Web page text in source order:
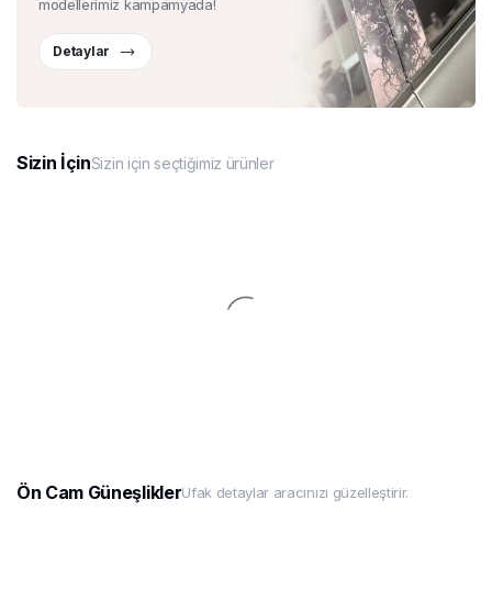
modellerimiz kampamyada!
Detaylar
Sizin İçinSizin için seçtiğimiz ürünler
Ön Cam GüneşliklerUfak detaylar aracınızı güzelleştirir.